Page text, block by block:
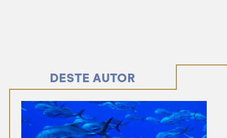
DESTE AUTOR